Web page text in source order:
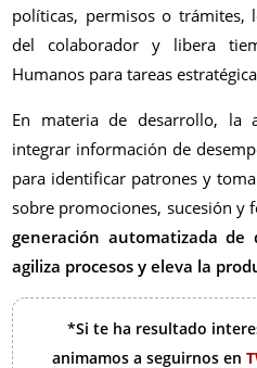
políticas, permisos o trámites,
del colaborador y libera
Humanos para tareas
En materia de desarrollo, la
integrar información de
para identificar patrones y
sobre promociones, sucesión y
generación automatizada de
agiliza procesos y eleva la
*Si te ha resultado
animamos a seguirnos en